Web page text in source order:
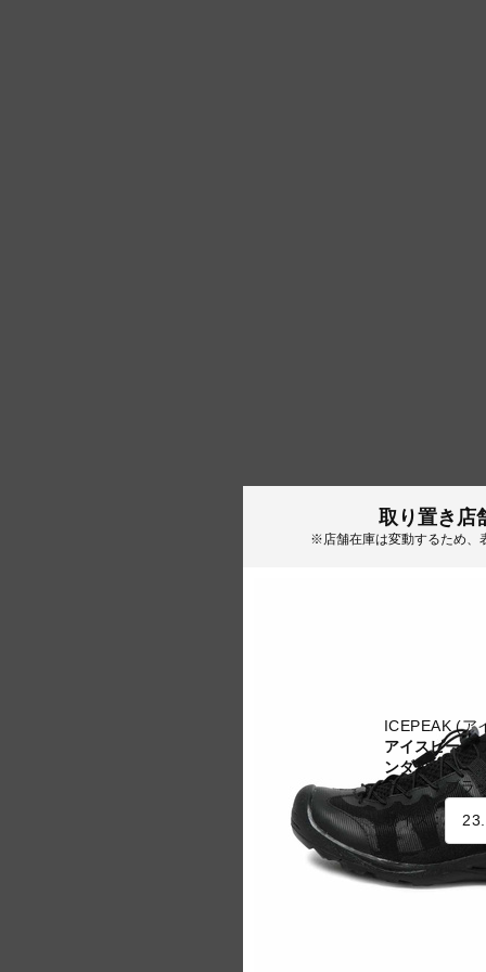
取り置き店
※店舗在庫は変動するため、
ICEPEAK (ア
アイスピーク
ンダル
カラー： ブラ
サイズ：